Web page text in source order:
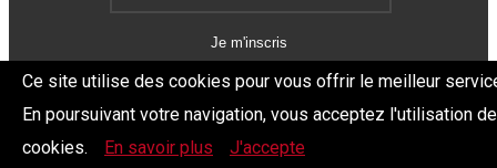
Copyright 2026 Les Mine'Rires - Politique de confidentialité
Ce site utilise des cookies pour vous offrir le meilleur
En poursuivant votre navigation, vous acceptez l'utilisation
cookies.
En savoir plus J'accepte